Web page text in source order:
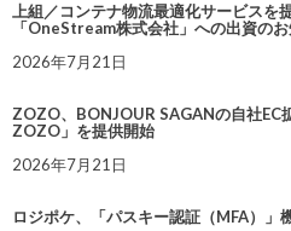
上組／コンテナ物流最適化サービスを
「OneStream株式会社」への出資の
2026年7月21日
ZOZO、BONJOUR SAGANの自社
ZOZO」を提供開始
2026年7月21日
ロジポケ、「パスキー認証（MFA）」